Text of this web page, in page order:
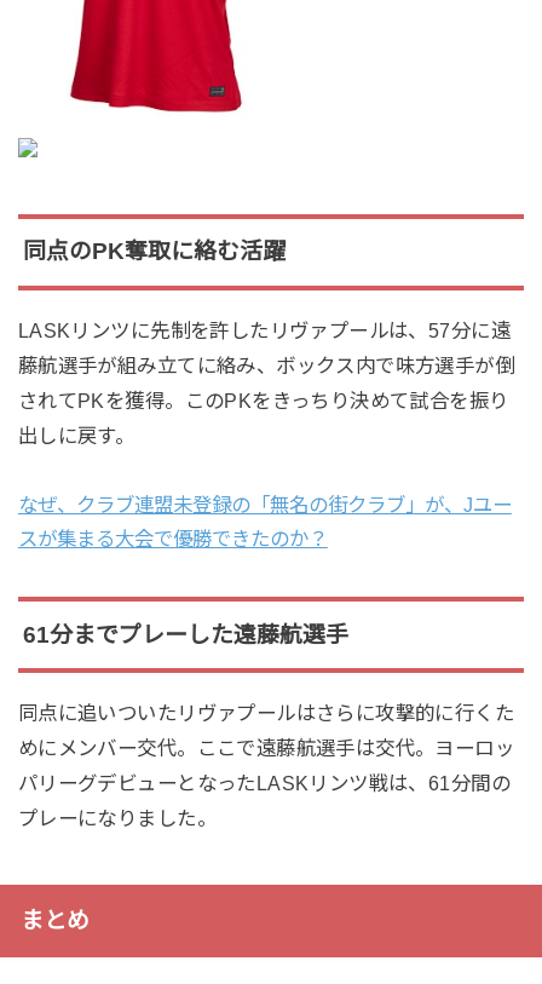
同点のPK奪取に絡む活躍
LASKリンツに先制を許したリヴァプールは、57分に遠
藤航選手が組み立てに絡み、ボックス内で味方選手が倒
されてPKを獲得。このPKをきっちり決めて試合を振り
出しに戻す。
なぜ、クラブ連盟未登録の「無名の街クラブ」が、Jユー
スが集まる大会で優勝できたのか？
61分までプレーした遠藤航選手
同点に追いついたリヴァプールはさらに攻撃的に行くた
めにメンバー交代。ここで遠藤航選手は交代。ヨーロッ
パリーグデビューとなったLASKリンツ戦は、61分間の
プレーになりました。
まとめ